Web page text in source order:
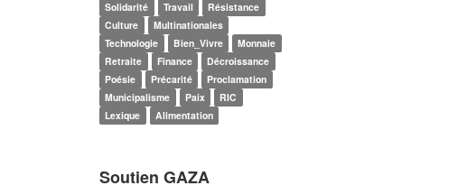
Solidarité
Travail
Résistance
Culture
Multinationales
Technologie
Bien_Vivre
Monnaie
Retraite
Finance
Décroissance
Poésie
Précarité
Proclamation
Municipalisme
Paix
RIC
Lexique
Alimentation
Soutien GAZA